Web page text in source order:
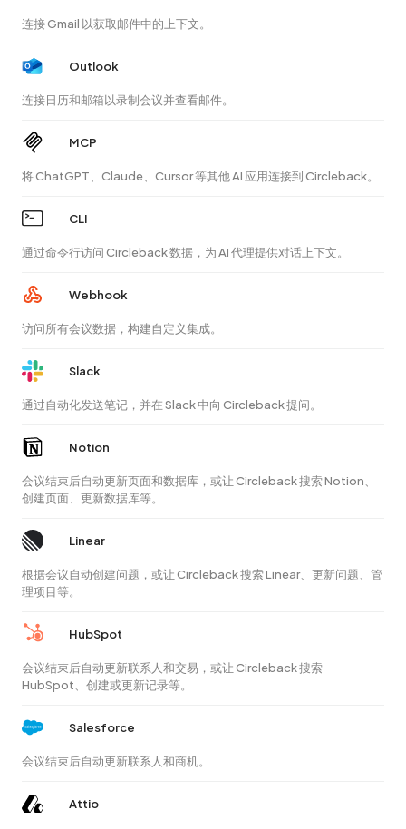
连接 Gmail 以获取邮件中的上下文。
Outlook
连接日历和邮箱以录制会议并查看邮件。
MCP
将 ChatGPT、Claude、Cursor 等其他 AI 应用连接到 Circleback。
CLI
通过命令行访问 Circleback 数据，为 AI 代理提供对话上下文。
Webhook
访问所有会议数据，构建自定义集成。
Slack
通过自动化发送笔记，并在 Slack 中向 Circleback 提问。
Notion
会议结束后自动更新页面和数据库，或让 Circleback 搜索 Notion、
创建页面、更新数据库等。
Linear
根据会议自动创建问题，或让 Circleback 搜索 Linear、更新问题、管
理项目等。
HubSpot
会议结束后自动更新联系人和交易，或让 Circleback 搜索
HubSpot、创建或更新记录等。
Salesforce
会议结束后自动更新联系人和商机。
Attio